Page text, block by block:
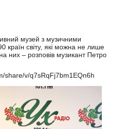
музей з музичними
країн світу, які можна не лише
них – розповів музикант Петро
share/v/q7sRqFj7bm1EQn6h